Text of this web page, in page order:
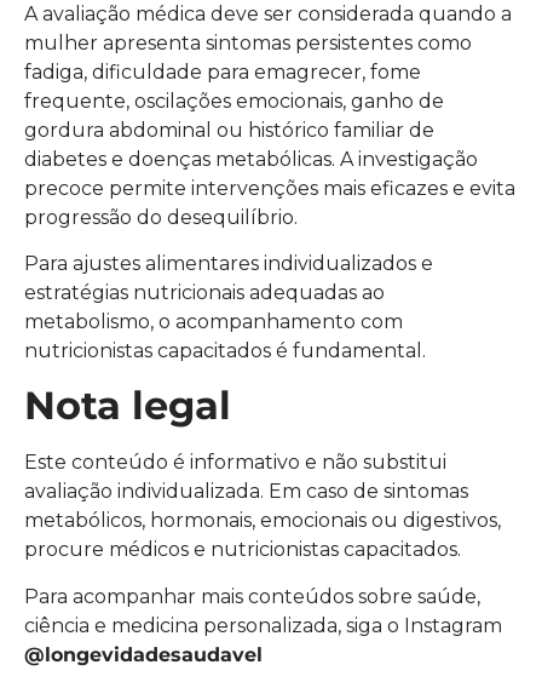
A avaliação médica deve ser considerada quando a
mulher apresenta sintomas persistentes como
fadiga, dificuldade para emagrecer, fome
frequente, oscilações emocionais, ganho de
gordura abdominal ou histórico familiar de
diabetes e doenças metabólicas. A investigação
precoce permite intervenções mais eficazes e evita
progressão do desequilíbrio.
Para ajustes alimentares individualizados e
estratégias nutricionais adequadas ao
metabolismo, o acompanhamento com
nutricionistas capacitados é fundamental.
Nota legal
Este conteúdo é informativo e não substitui
avaliação individualizada. Em caso de sintomas
metabólicos, hormonais, emocionais ou digestivos,
procure médicos e nutricionistas capacitados.
Para acompanhar mais conteúdos sobre saúde,
ciência e medicina personalizada, siga o Instagram
@longevidadesaudavel